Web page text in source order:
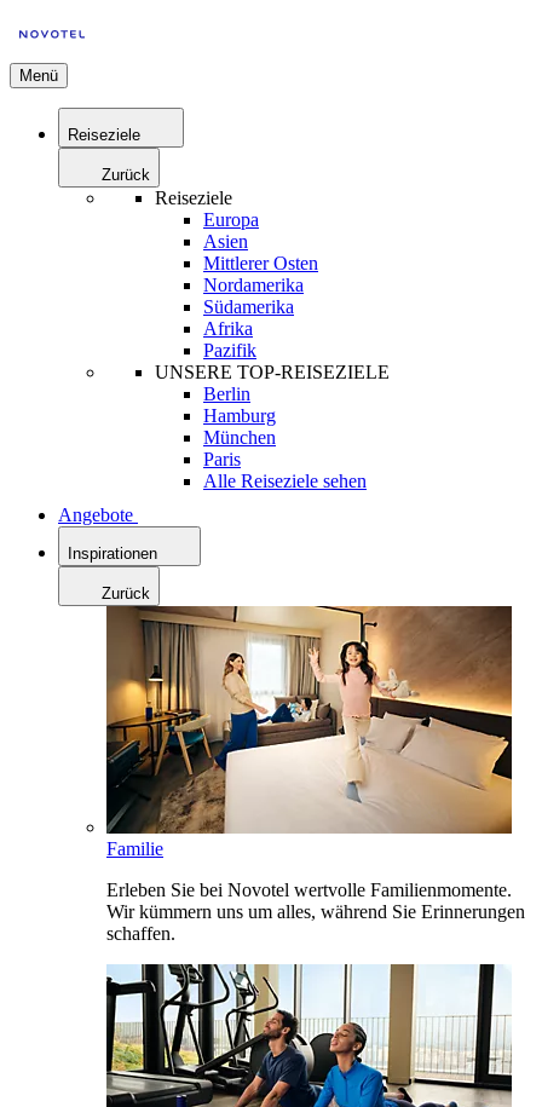
Menü
Reiseziele
Zurück
Reiseziele
Europa
Asien
Mittlerer Osten
Nordamerika
Südamerika
Afrika
Pazifik
UNSERE TOP-REISEZIELE
Berlin
Hamburg
München
Paris
Alle Reiseziele sehen
Angebote
Inspirationen
Zurück
Familie
Erleben Sie bei Novotel wertvolle Familienmomente.
Wir kümmern uns um alles, während Sie Erinnerungen
schaffen.